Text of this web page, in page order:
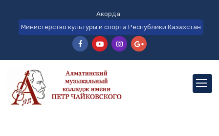
Акорда
Министерство культуры и спорта Республики Казахстан